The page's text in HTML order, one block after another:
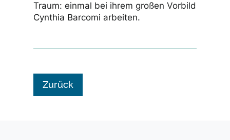
Traum: einmal bei ihrem großen Vorbild
Cynthia Barcomi arbeiten.
Zurück